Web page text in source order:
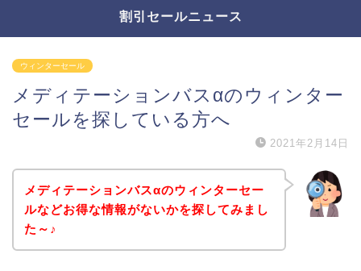
割引セールニュース
ウィンターセール
メディテーションバスαのウィンター
セールを探している方へ
2021年2月14日
メディテーションバスαのウィンターセー
ルなどお得な情報がないかを探してみまし
た～♪